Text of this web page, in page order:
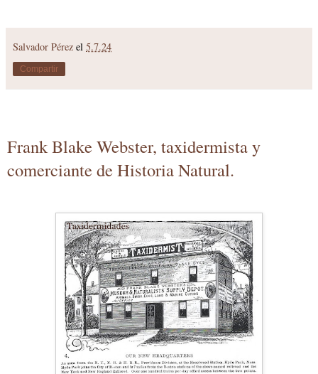
Salvador Pérez el 5.7.24
Compartir
Frank Blake Webster, taxidermista y
comerciante de Historia Natural.